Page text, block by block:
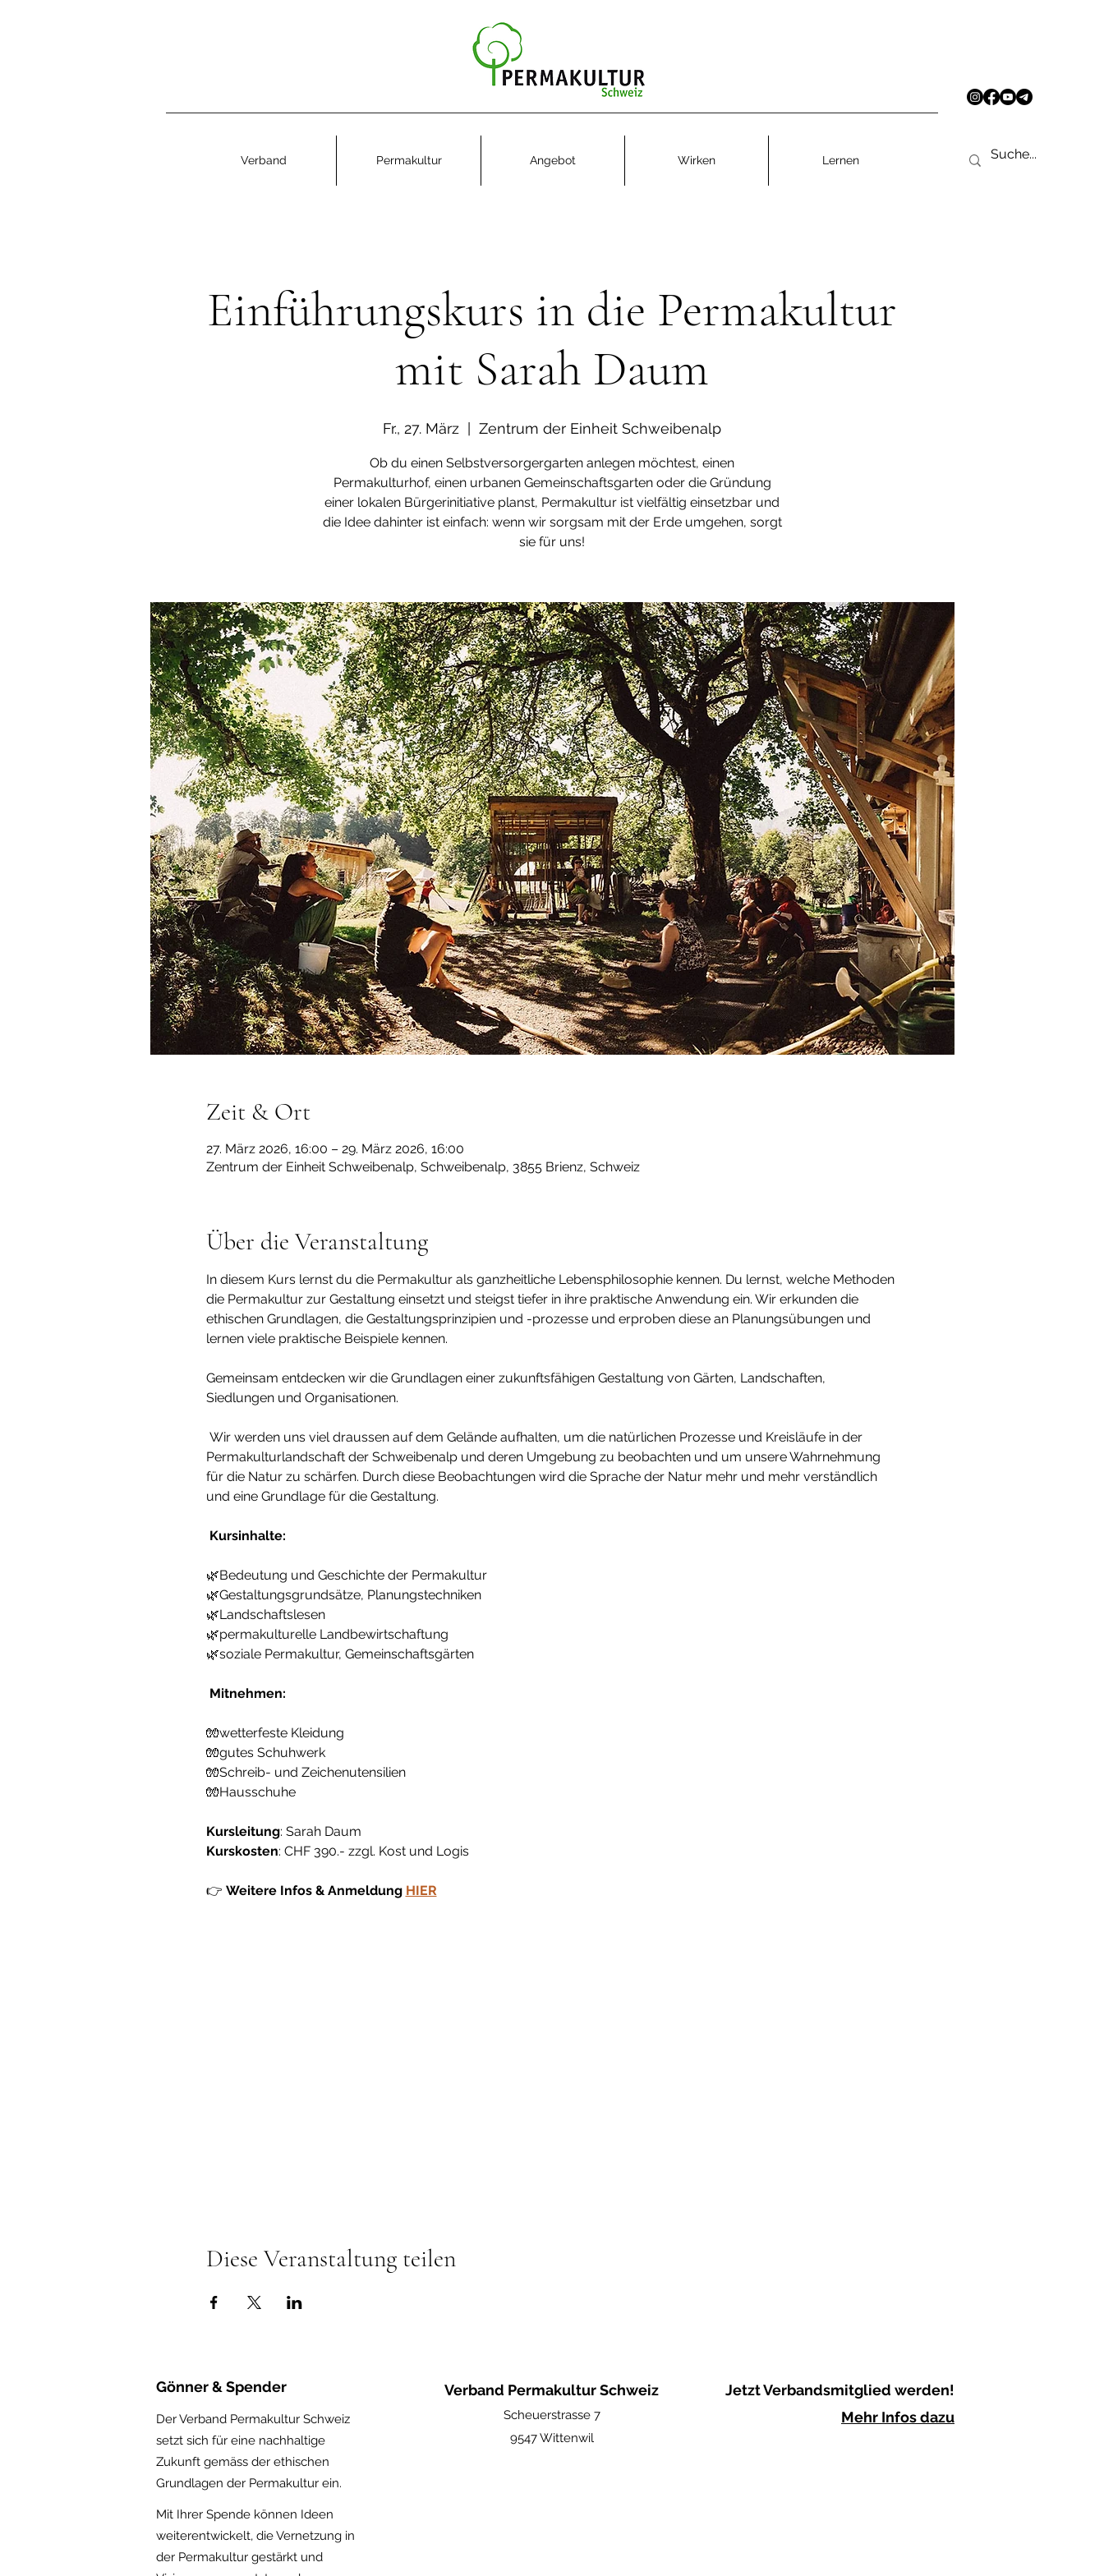
Verband Permakultur Angebot Wirken Lernen
Einführungskurs in die Permakultur
mit Sarah Daum
Fr., 27. März Zentrum der Einheit Schweibenalp
Ob du einen Selbstversorgergarten anlegen möchtest, einen
Permakulturhof, einen urbanen Gemeinschaftsgarten oder die Gründung
einer lokalen Bürgerinitiative planst, Permakultur ist vielfältig einsetzbar und
die Idee dahinter ist einfach: wenn wir sorgsam mit der Erde umgehen, sorgt
sie für uns!
Zeit & Ort
27. März 2026, 16:00 – 29. März 2026, 16:00
Zentrum der Einheit Schweibenalp, Schweibenalp, 3855 Brienz, Schweiz
Über die Veranstaltung
In diesem Kurs lernst du die Permakultur als ganzheitliche Lebensphilosophie kennen. Du lernst, welche Methoden
die Permakultur zur Gestaltung einsetzt und steigst tiefer in ihre praktische Anwendung ein. Wir erkunden die
ethischen Grundlagen, die Gestaltungsprinzipien und -prozesse und erproben diese an Planungsübungen und
lernen viele praktische Beispiele kennen.
Gemeinsam entdecken wir die Grundlagen einer zukunftsfähigen Gestaltung von Gärten, Landschaften,
Siedlungen und Organisationen.
Permakulturlandschaft der Schweibenalp und deren Umgebung zu beobachten und um unsere Wahrnehmung
für die Natur zu schärfen. Durch diese Beobachtungen wird die Sprache der Natur mehr und mehr verständlich
und eine Grundlage für die Gestaltung.
Kursinhalte:
🌿Bedeutung und Geschichte der Permakultur
🌿Gestaltungsgrundsätze, Planungstechniken
🌿Landschaftslesen
🌿permakulturelle Landbewirtschaftung
🌿soziale Permakultur, Gemeinschaftsgärten
Mitnehmen:
🧤wetterfeste Kleidung
🧤gutes Schuhwerk
🧤Schreib- und Zeichenutensilien
🧤Hausschuhe
Kursleitung: Sarah Daum
Kurskosten: CHF 390.- zzgl. Kost und Logis
👉 Weitere Infos & Anmeldung HIER
Diese Veranstaltung teilen
Gönner & Spender
Der Verband Permakultur Schweiz
setzt sich für eine nachhaltige
Zukunft gemäss der ethischen
Grundlagen der Permakultur ein.
Mit Ihrer Spende können Ideen
weiterentwickelt, die Vernetzung in
der Permakultur gestärkt und
Verband Permakultur Schweiz
Scheuerstrasse 7
9547 Wittenwil
Jetzt Verbandsmitglied werden!
Mehr Infos dazu